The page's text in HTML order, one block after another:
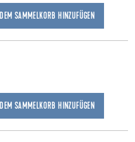
DEM SAMMELKORB HINZUFÜGEN
DEM SAMMELKORB HINZUFÜGEN